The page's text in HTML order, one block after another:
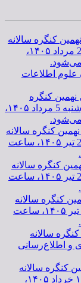
کنگره سالانه
متخصصان علوم اطلاعات، روز دوشنبه 26 مرداد ۱۴۰۵،
علوم اطلاعات
کنگره
سالانه متخصصان علوم اطلاعات، روز دوشنبه 5 مرداد ۱۴۰۵،
کنگره سالانه
متخصصان علوم اطلاعات، روز دوشنبه 29 تیر ۱۴۰۵، ساعت
کنگره سالانه
متخصصان علوم اطلاعات، روز دوشنبه 22 تیر ۱۴۰۵، ساعت
کنگره سالانه
متخصصان علوم اطلاعات، روز دوشنبه 1 تیر ۱۴۰۵، ساعت
سالانه
و اطلاع‌رسانی
کنگره سالانه
متخصصان علوم اطلاعات، روز دوشنبه ۱۸ خرداد ۱۴۰۵،